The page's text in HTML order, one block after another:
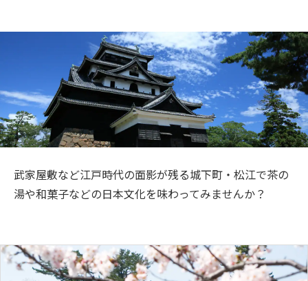
旅のお役立ち情報
武家屋敷など江戸時代の面影が残る城下町・松江で茶の
湯や和菓子などの日本文化を味わってみませんか？